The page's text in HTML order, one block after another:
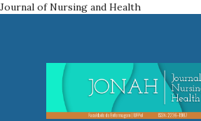
Journal of Nursing and Health